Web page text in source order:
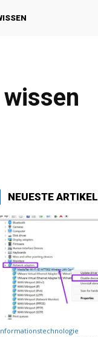
NEUESTE ARTIKEL